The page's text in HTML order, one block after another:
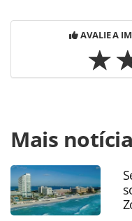
AVALIE A
https://
projeta-alta-de-35-nas-
tendencias-para-
oferecidas na página.
PANROTAS Editora é
sobre direito autoral.
Mais